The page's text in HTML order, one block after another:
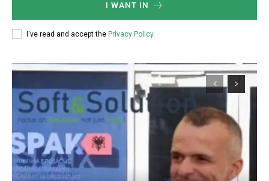
I WANT IN
I've read and accept the Privacy Policy.